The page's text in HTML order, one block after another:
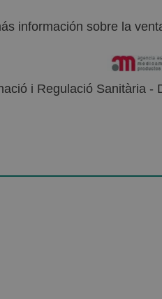
información sobre la
i Regulació Sanitària